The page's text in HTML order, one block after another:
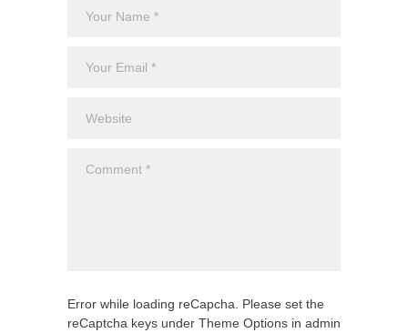
Error while loading reCapcha. Please set the
reCaptcha keys under Theme Options in admin